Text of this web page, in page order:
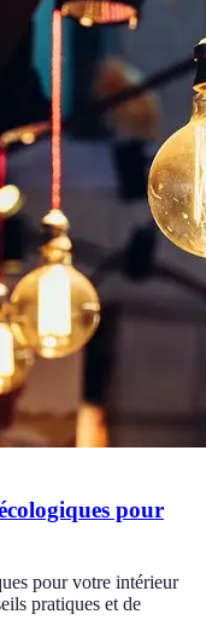
pour
pour votre intérieur
pratiques et de